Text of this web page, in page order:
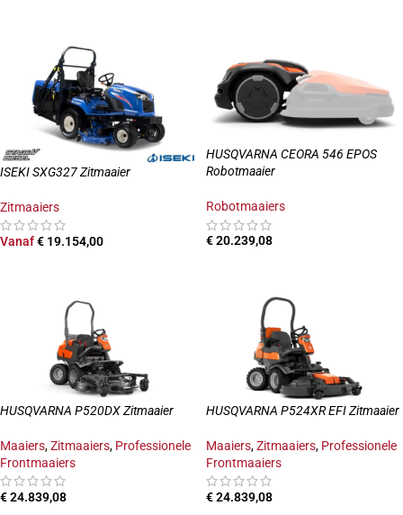
ISEKI SXG327 Zitmaaier
Zitmaaiers
Vanaf€ 19.154,00
HUSQVARNA CEORA 546 EPOS
Robotmaaier
Robotmaaiers
€20.239,08
HUSQVARNA P520DX Zitmaaier
Maaiers,Zitmaaiers, Professionele
Frontmaaiers
€24.839,08
HUSQVARNA P524XR EFI Zitmaaier
Maaiers,Zitmaaiers, Professionele
Frontmaaiers
€24.839,08